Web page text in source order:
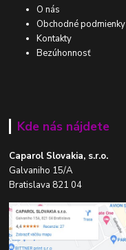
O nás
Obchodné podmienky
Kontakty
Bezúhonnosť
Kde nás nájdete
Caparol Slovakia, s.r.o.
Galvaniho 15/A
Bratislava 821 04